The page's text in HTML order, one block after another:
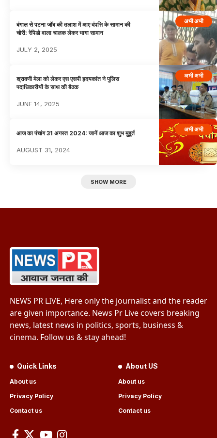
अभी अभी
बंगाल से पटना जॉब की तलाश में आए दंपत्ति के सामान की
चोरी: रेपिडो वाला चालक लेकर भागा सामान
JULY 2, 2025
अभी अभी
श्रावणी मेला को लेकर एस एसपी हृदयकांत ने पुलिस
पदाधिकारीयों के साथ की बैठक
JUNE 14, 2025
अभी अभी
आज का पंचांग 31 अगस्त 2024: जानें आज का शुभ मुहूर्त
AUGUST 31, 2024
SHOW MORE
NEWS PR LIVE, Here only the journalist and the reader
are given importance. News Pr Live covers breaking
news, latest news in politics, sports, business &
cinema. Follow us & stay ahead!
Quick Links
About us
Privacy Policy
Contact us
About US
About us
Privacy Policy
Contact us